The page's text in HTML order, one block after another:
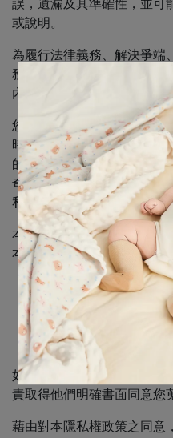
誤，遺漏及其準確性，並可
或說明。
為履行法律義務、解決爭端
務，及保護本公司的合法利
內使用您的個人資料。
您已確認上開目的及利用方
時，可能導致服務受限，但
的個人資料。如果您不同意
奇妮 及其所提供的服務；
私權政策及本公司對您個人
本公司絕不會販售、出租或
本公司可能於以下狀況將您
為完成提供服務或履行
取得您授權後本公司
取得您同意提供個人
依照司法、警察單位
如您需要蒐集您的客戶或合
責取得他們明確書面同意您
藉由對本隱私權政策之同意